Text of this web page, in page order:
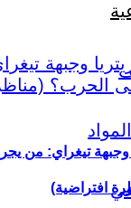
وجبهة تيغراي: من
افتراضية)